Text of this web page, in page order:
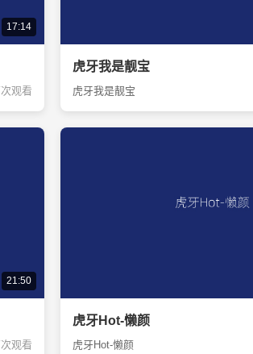
17:14
观看
虎牙我是靓宝
虎牙我是靓宝
21:50
观看
虎牙Hot-懒颜
虎牙Hot-懒颜